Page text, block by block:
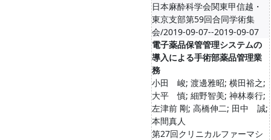
日本麻酔科学会関東甲信越・
東京支部第59回合同学術集
会/2019-09-07--2019-09-07
電子薬品保管管理システムの
導入による手術部薬品管理業
務
小田 峻; 渡邊雅昭; 横田裕之;
大平 慎; 細野智美; 神林泰行;
左津前 剛; 高橋伸二; 田中 誠;
本間真人
第27回クリニカルファーマシ